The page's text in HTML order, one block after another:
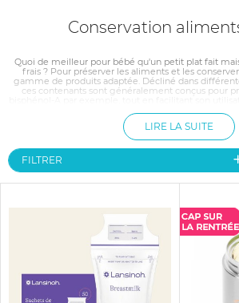
Conservation
Quoi de meilleur pour bébé qu'un petit plat fait
frais ? Pour préserver les aliments et les
gamme de produits adaptée. Décliné dans
ces contenants sont généralement conçus pour
sont même équipés d'un bec verseur ou encore
noter le produit contenu et la date de
LIRE LA SUITE
FILTRER